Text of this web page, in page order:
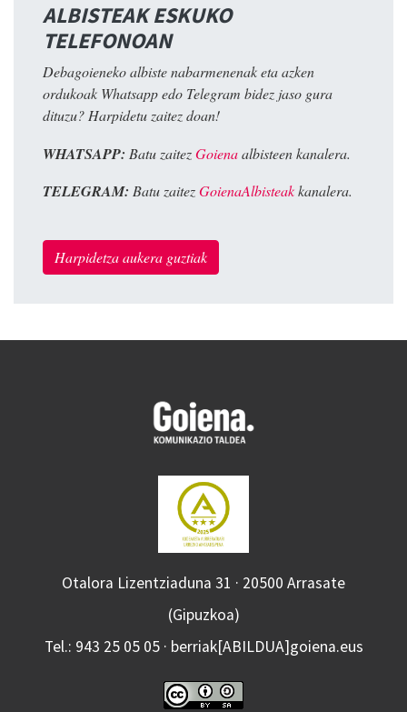
ALBISTEAK ESKUKO
TELEFONOAN
Debagoieneko albiste nabarmenenak eta azken
ordukoak Whatsapp edo Telegram bidez jaso gura
dituzu? Harpidetu zaitez doan!
WHATSAPP: Batu zaitezGoienaalbisteen kanalera.
TELEGRAM: Batu zaitezGoienaAlbisteakkanalera.
Harpidetza aukera guztiak
Otalora Lizentziaduna 31 · 20500 Arrasate
(Gipuzkoa)
Tel.: 943 25 05 05 · berriak[ABILDUA]goiena.eus